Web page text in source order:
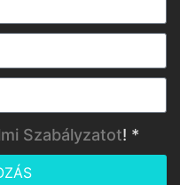
Szabályzatot! *